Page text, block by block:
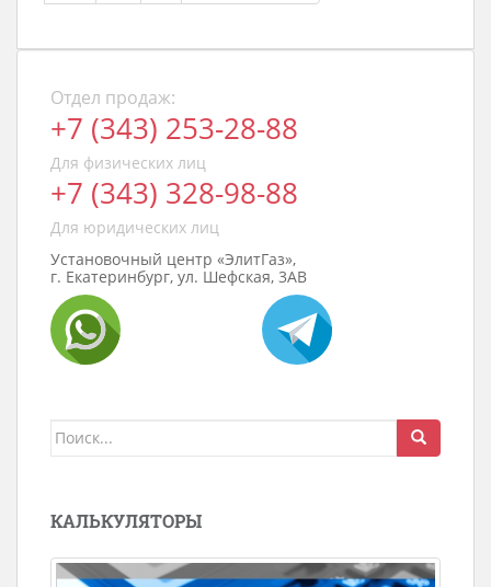
Отдел продаж:
+7 (343) 253-28-88
Для физических лиц
+7 (343) 328-98-88
Для юридических лиц
Установочный центр «ЭлитГаз»,
г. Екатеринбург, ул. Шефская, 3АВ
Поиск
КАЛЬКУЛЯТОРЫ